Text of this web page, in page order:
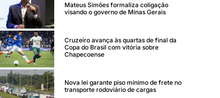
Mateus Simões formaliza coligação
visando o governo de Minas Gerais
Cruzeiro avança às quartas de final da
Copa do Brasil com vitória sobre
Chapecoense
Nova lei garante piso mínimo de frete no
transporte rodoviário de cargas